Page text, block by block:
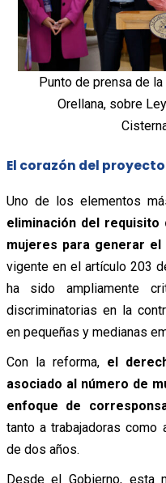
Punto de prensa de
Orellana, sobre
El corazón del
Uno de los elementos
eliminación del
mujeres para generar
vigente en el artículo 203
ha sido ampliamente
discriminatorias en la
en pequeñas y medianas
Con la reforma, el
asociado al número de
enfoque de
tanto a trabajadoras como
de dos años.
Desde el Gobierno, esta